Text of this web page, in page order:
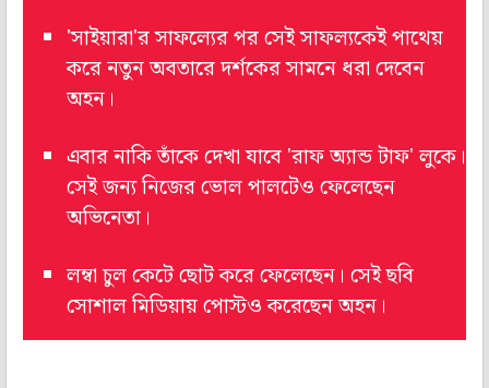
'সাইয়ারা'র সাফল্যের পর সেই সাফল্যকেই পাথেয়
করে নতুন অবতারে দর্শকের সামনে ধরা দেবেন
অহন।
এবার নাকি তাঁকে দেখা যাবে 'রাফ অ্যান্ড টাফ' লুকে।
সেই জন্য নিজের ভোল পালটেও ফেলেছেন
অভিনেতা।
লম্বা চুল কেটে ছোট করে ফেলেছেন। সেই ছবি
সোশাল মিডিয়ায় পোস্টও করেছেন অহন।